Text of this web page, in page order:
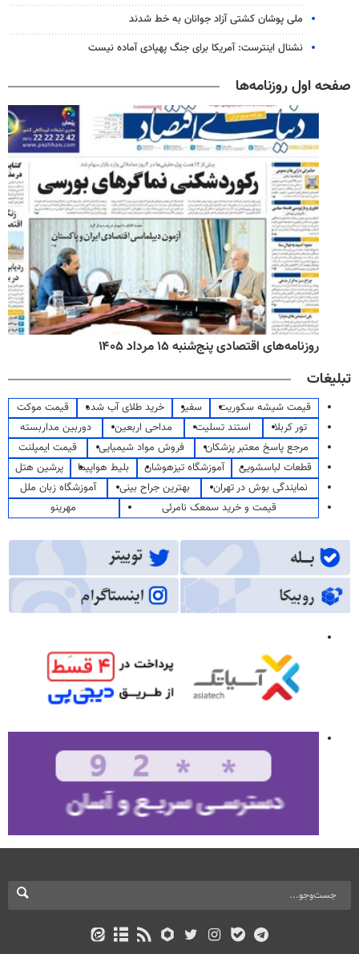
ملی پوشان کشتی آزاد جوانان به خط شدند
نشنال اینترست: آمریکا برای جنگ پهپادی آماده نیست
صفحه اول روزنامه‌ها
روزنامه‌های اقتصادی پنج‌شنبه ۱۵ مرداد ۱۴۰۵
تبلیغات
قیمت شیشه سکوریت سفیر خرید طلای آب شده
قیمت موکت
تور کربلا
استند تسلیت مداحی اربعین
دوربین مداربسته
مرجع پاسخ معتبر پزشکان
فروش مواد شیمیایی
قیمت ایمپلنت
قطعات لباسشویی
آموزشگاه تیزهوشان بلیط هواپیما
پرشین هتل
نمایندگی بوش در تهران
بهترین جراح بینی
آموزشگاه زبان ملل
قیمت و خرید سمعک نامرئی
مهرینو